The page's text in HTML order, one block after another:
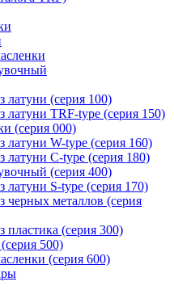
латуни (серия 100)
латуни TRF-type (серия 150)
(серия 000)
латуни W-type (серия 160)
латуни С-type (серия 180)
(серия 400)
латуни S-type (серия 170)
черных металлов (серия
пластика (серия 300)
500)
(серия 600)